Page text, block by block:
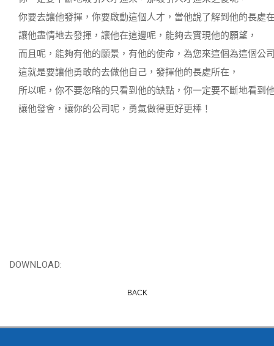
你要去讓他發揮，你要啟動這個人才，當他說了解到他的長處
讓他盡情地去發揮，讓他在這邊呢，能夠去實現他的願望，
而且呢，能夠有他的願景，有他的使命，為您來這個為這個公
這就是要讓他勇敢的去做他自己，發揮他的長處所在，
所以呢，你不要忽略的只看到他的缺點，你一定要不斷地看到
讓他發會，讓你的公司呢，勇氣做得更好更棒！
DOWNLOAD:
BACK